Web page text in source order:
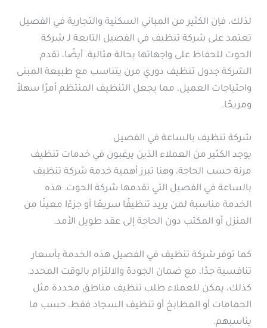
لذلك، فإن الكثير من المباني السكنية والتجارية في الفصيل
تعتمد على شركة تنظيف في الفصيل التابعة لـ شركة
الحوت للحفاظ على واجهاتها بحالة مثالية. أيضًا، تقدم
الشركة جدول تنظيف دوري مرن يتناسب مع طبيعة المبنى
واحتياجات العميل، مما يجعل التنظيف المنتظم أمرًا سهلاً
ومريحًا.
شركة تنظيف بالساعة في الفصيل
يوجد الكثير من العملاء الذين يرغبون في خدمات تنظيف
مرنة حسب الحاجة، وهنا تبرز أهمية خدمة شركة تنظيف
بالساعة في الفصيل التي تقدمها شركة الحوت. هذه
الخدمة مناسبة لمن يريد تنظيفًا سريعًا أو جزءًا معينًا من
المنزل أو المكتب دون الحاجة إلى عقد طويل الأمد.
كما توفر شركة تنظيف في الفصيل هذه الخدمة بأسعار
تنافسية جدًا، مع ضمان الجودة والالتزام بالوقت المحدد.
كذلك، يمكن للعملاء طلب تنظيف مناطق محددة مثل
الحمامات أو المطابخ أو تنظيف السجاد فقط، حسب ما
يناسبهم.